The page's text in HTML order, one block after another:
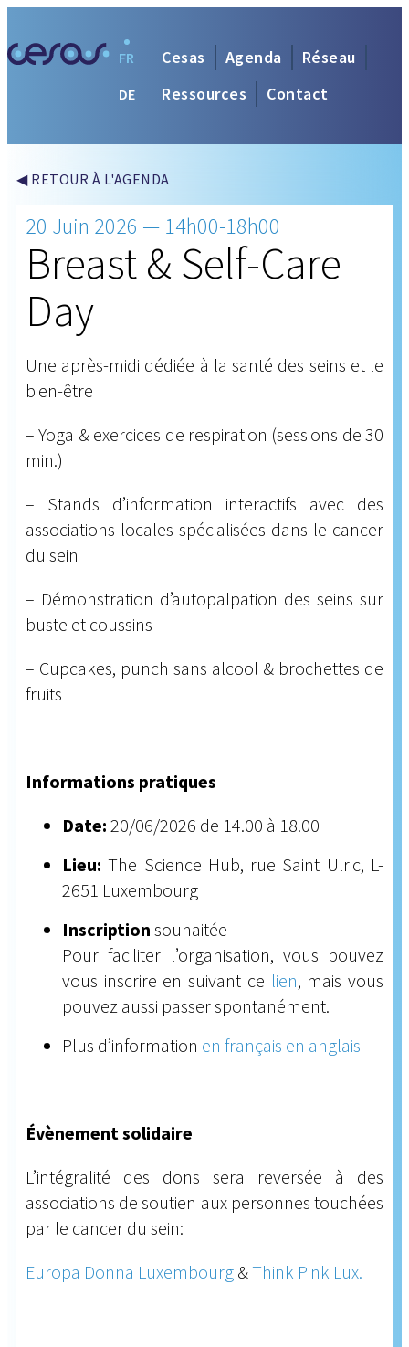
Cesas Agenda
Réseau
Ressources
Contact
FR
DE
◀ RETOUR À L'AGENDA
20 Juin 2026 — 14h00-18h00
Breast & Self-Care
Day
Une après-midi dédiée à la santé des seins et le
bien-être
– Yoga & exercices de respiration (sessions de 30
min.)
– Stands d’information interactifs avec des
associations locales spécialisées dans le cancer
du sein
– Démonstration d’autopalpation des seins sur
buste et coussins
– Cupcakes, punch sans alcool & brochettes de
fruits
​Informations pratiques
Date: 20/06/2026 de 14.00 à 18.00
Lieu: The Science Hub, rue Saint Ulric, L-
2651 Luxembourg
Inscription souhaitée​
Pour faciliter l’organisation, vous pouvez
vous inscrire en suivant ce lien, mais vous
pouvez aussi passer spontanément.
Plus d’information en français en anglais
Évènement solidaire
L’intégralité des dons sera reversée à des
associations de soutien aux personnes touchées
par le cancer du sein:
Europa Donna Luxembourg &Think Pink Lux.